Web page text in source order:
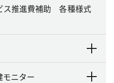
ス推進費補助 各種様式
モニター